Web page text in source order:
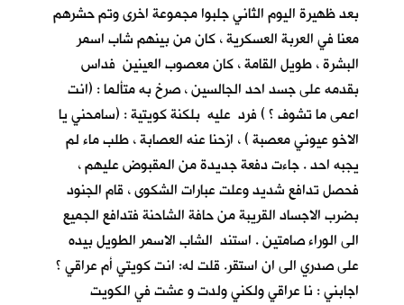
بعد ظهيرة اليوم الثاني جلبوا مجموعة اخرى وتم حشرهم
معنا في العربة العسكرية ، كان من بينهم شاب اسمر
البشرة ، طويل القامة ، كان معصوب العينين فداس
بقدمه على جسد احد الجالسين ، صرخ به متألما : (انت
اعمى ما تشوف ؟ ) فرد عليه بلكنة كويتية : (سامحني يا
الاخو عيوني معصبة ) ، ازحنا عنه العصابة ، طلب ماء لم
يجبه احد . جاءت دفعة جديدة من المقبوض عليهم ،
فحصل تدافع شديد وعلت عبارات الشكوى ، قام الجنود
بضرب الاجساد القريبة من حافة الشاحنة فتدافع الجميع
الى الوراء صامتين . استند الشاب الاسمر الطويل بيده
على صدري الى ان استقر. قلت له: انت كويتي أم عراقي ؟
اجابني : نا عراقي ولكني ولدت و عشت في الكويت